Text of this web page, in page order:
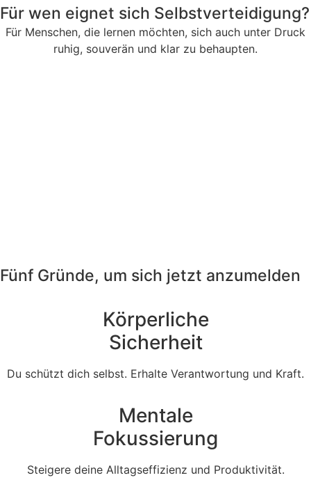
Für wen eignet sich Selbstverteidigung?
Für Menschen, die lernen möchten, sich auch unter Druck
ruhig, souverän und klar zu behaupten.
Fünf Gründe, um sich jetzt anzumelden
Körperliche
Sicherheit
Du schützt dich selbst. Erhalte Verantwortung und Kraft.
Mentale
Fokussierung
Steigere deine Alltagseffizienz und Produktivität.